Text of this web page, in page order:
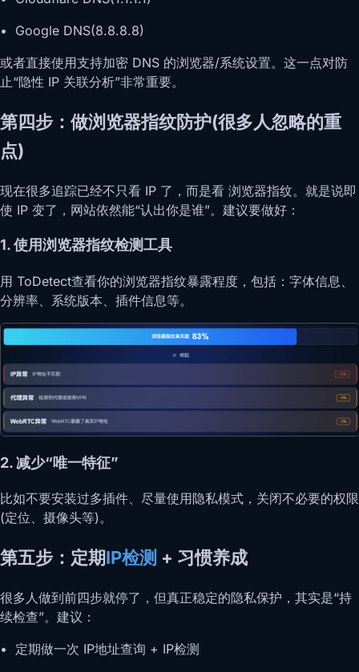
• Google DNS(8.8.8.8)
或者直接使用支持加密 DNS 的浏览器/系统设置。这一点对防
止“隐性 IP 关联分析”非常重要。
第四步：做浏览器指纹防护(很多人忽略的重
点)
现在很多追踪已经不只看 IP 了，而是看 浏览器指纹。就是说即
使 IP 变了，网站依然能“认出你是谁”。建议要做好：
1. 使用浏览器指纹检测工具
用 ToDetect查看你的浏览器指纹暴露程度，包括：字体信息、
分辨率、系统版本、插件信息等。
2. 减少“唯一特征”
比如不要安装过多插件、尽量使用隐私模式，关闭不必要的权限
(定位、摄像头等)。
第五步：定期IP检测 + 习惯养成
很多人做到前四步就停了，但真正稳定的隐私保护，其实是“持
续检查”。建议：
• 定期做一次 IP地址查询 + IP检测